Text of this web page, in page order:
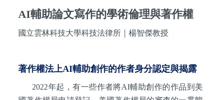
AI輔助論文寫作的學術倫理與著作權
國立雲林科技大學科技法律所｜楊智傑教授
著作權法上AI輔助創作的作者身分認定與揭露
2022年起，有一些作者將AI輔助創作的作品到美